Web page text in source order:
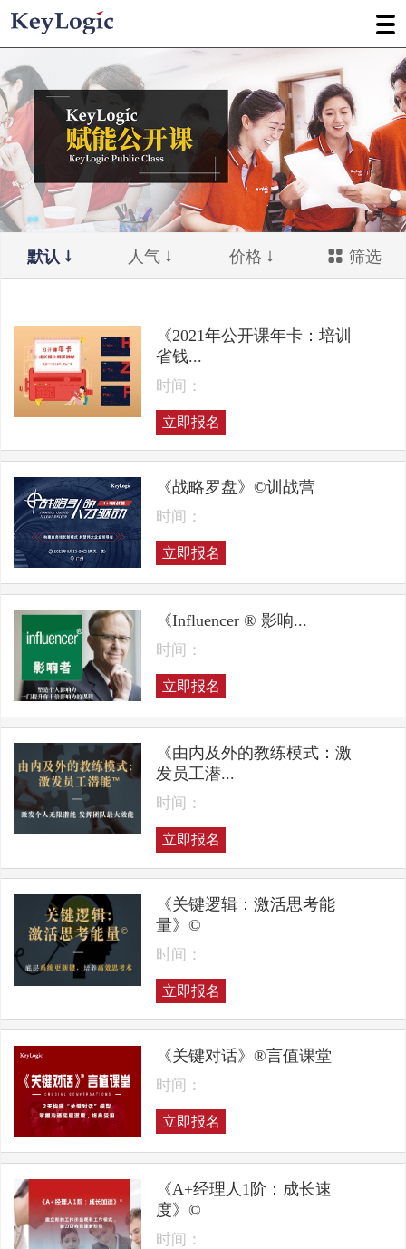
默认 人气 价格 筛选
《2021年公开课年卡：培训
省钱...
时间：
立即报名
《战略罗盘》©训战营
时间：
立即报名
《Influencer ® 影响...
时间：
立即报名
《由内及外的教练模式：激
发员工潜...
时间：
立即报名
《关键逻辑：激活思考能
量》©
时间：
立即报名
《关键对话》®言值课堂
时间：
立即报名
《A+经理人1阶：成长速
度》©
时间：